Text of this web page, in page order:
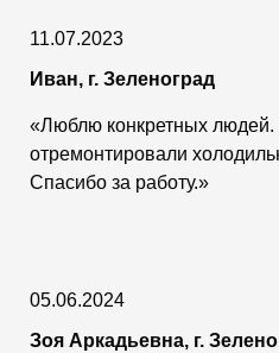
11.07.2023
Иван, г. Зеленоград
«Люблю конкретных людей.
отремонтировали
Спасибо за работу.»
05.06.2024
Зоя Аркадьевна, г.